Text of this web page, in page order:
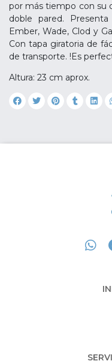
por más tiempo con su
doble pared.
Ember, Wade, Clod y
Con tapa giratoria de
de transporte. !Es
Altura: 23 cm aprox.